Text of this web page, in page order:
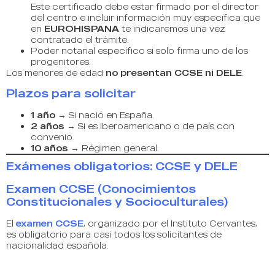
Este certificado debe estar firmado por el director
del centro e incluir información muy específica que
en EUROHISPANA te indicaremos una vez
contratado el trámite.
Poder notarial específico si solo firma uno de los
progenitores.
Los menores de edad no presentan CCSE ni DELE.
Plazos para solicitar
1 año → Si nació en España.
2 años → Si es iberoamericano o de país con
convenio.
10 años → Régimen general.
Exámenes obligatorios: CCSE y DELE
Examen CCSE (Conocimientos
Constitucionales y Socioculturales)
El examen CCSE, organizado por el Instituto Cervantes,
es obligatorio para casi todos los solicitantes de
nacionalidad española.